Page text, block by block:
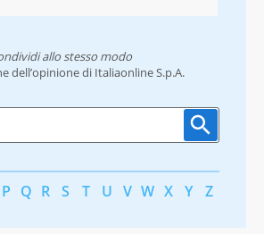
allo stesso modo
di Italiaonline S.p.A.
P Q R S T U V W X Y Z